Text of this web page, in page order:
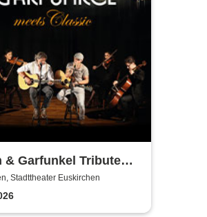
& Garfunkel Tribute
Classic - Duo
Stadttheater Euskirchen